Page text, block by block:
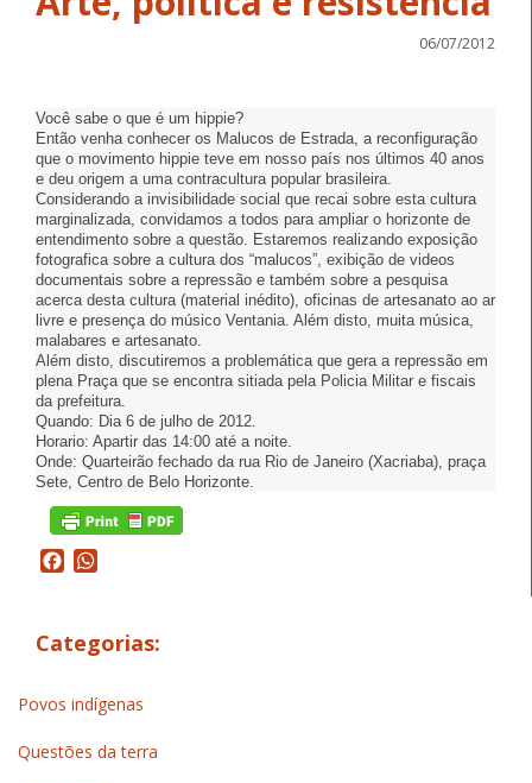
06/07/2012
Você sabe o que é um hippie?
Então venha conhecer os Malucos de Estrada, a reconfiguração
que o movimento hippie teve em nosso país nos últimos 40 anos
e deu origem a uma contracultura popular brasileira.
Considerando a invisibilidade social que recai sobre esta cultura
marginalizada, convidamos a todos para ampliar o horizonte de
entendimento sobre a questão. Estaremos realizando exposição
fotografica sobre a cultura dos “malucos”, exibição de videos
documentais sobre a repressão e também sobre a pesquisa
acerca desta cultura (material inédito), oficinas de artesanato ao ar
livre e presença do músico Ventania. Além disto, muita música,
malabares e artesanato.
Além disto, discutiremos a problemática que gera a repressão em
plena Praça que se encontra sitiada pela Policia Militar e fiscais
da prefeitura.
Quando: Dia 6 de julho de 2012.
Horario: Apartir das 14:00 até a noite.
Onde: Quarteirão fechado da rua Rio de Janeiro (Xacriaba), praça
Sete, Centro de Belo Horizonte.
Facebook
Categorias:
Povos indígenas
Questões da terra